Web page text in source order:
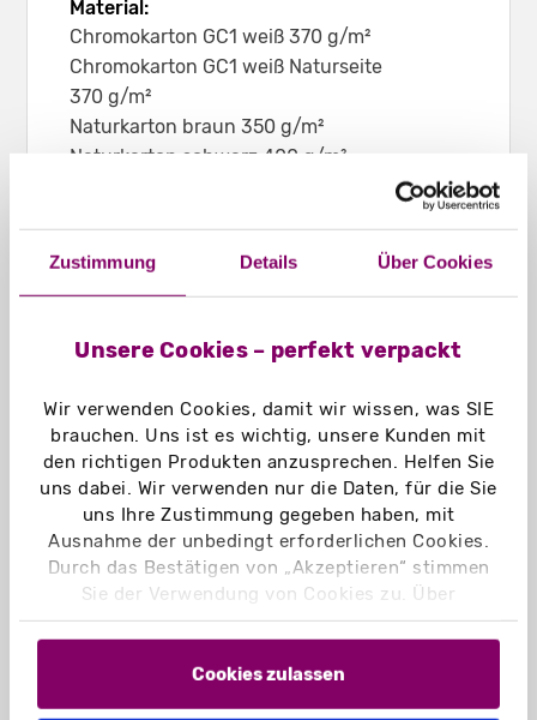
Zustimmung Details Über Cookies
Unsere Cookies – perfekt verpackt
Wir verwenden Cookies, damit wir wissen, was SIE
brauchen. Uns ist es wichtig, unsere Kunden mit
den richtigen Produkten anzusprechen. Helfen Sie
uns dabei. Wir verwenden nur die Daten, für die Sie
uns Ihre Zustimmung gegeben haben, mit
Ausnahme der unbedingt erforderlichen Cookies.
Durch das Bestätigen von „Akzeptieren“ stimmen
Sie der Verwendung von Cookies zu. Über
„Einstellungen“ können Sie auswählen, welche
Cookies Sie zulassen. Hier finden Sie unser
und unsereDatenschutzerklärung
Cookies zulassen
Material:
Chromokarton GC1 weiß 370 g/m²
Chromokarton GC1 weiß Naturseite
370 g/m²
Naturkarton braun 350 g/m²
Naturkarton schwarz 400 g/m²
Eignet sich z. B. für Schreibblöcke,
Broschüren, Unterlagen in Quadrat XL bis